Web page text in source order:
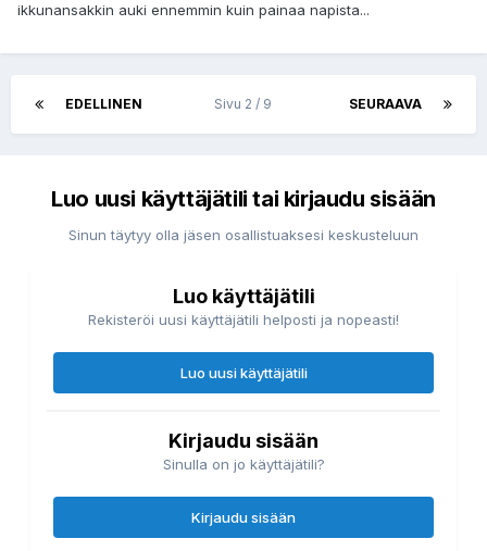
ikkunansakkin auki ennemmin kuin painaa napista...
EDELLINEN SEURAAVA
Sivu 2 / 9
Luo uusi käyttäjätili tai kirjaudu sisään
Sinun täytyy olla jäsen osallistuaksesi keskusteluun
Luo käyttäjätili
Rekisteröi uusi käyttäjätili helposti ja nopeasti!
Luo uusi käyttäjätili
Kirjaudu sisään
Sinulla on jo käyttäjätili?
Kirjaudu sisään